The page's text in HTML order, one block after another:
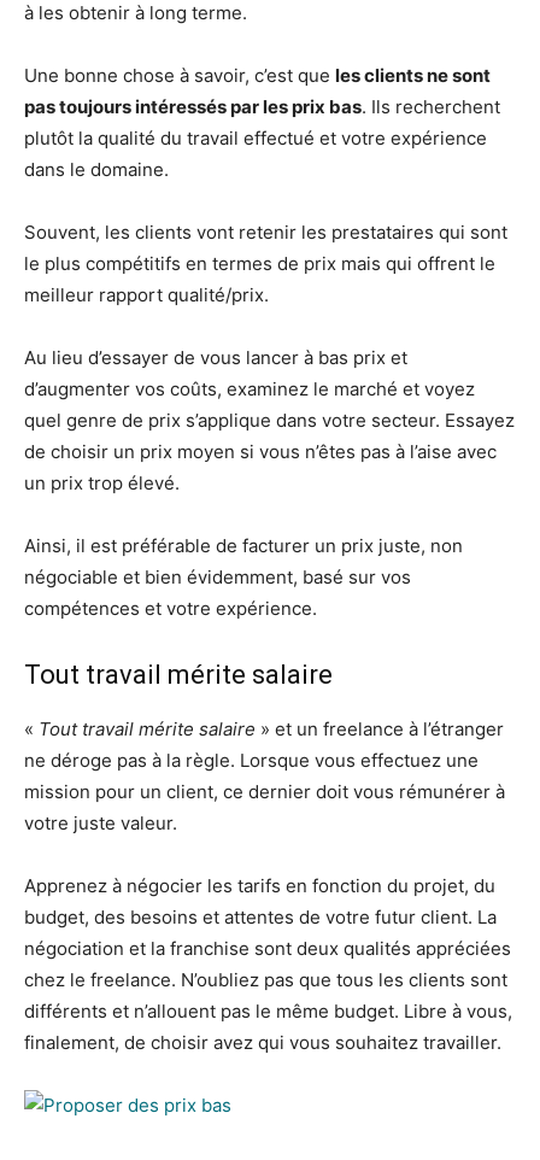
à les obtenir à long terme.
Une bonne chose à savoir, c’est que les clients ne sont
pas toujours intéressés par les prix bas. Ils recherchent
plutôt la qualité du travail effectué et votre expérience
dans le domaine.
Souvent, les clients vont retenir les prestataires qui sont
le plus compétitifs en termes de prix mais qui offrent le
meilleur rapport qualité/prix.
Au lieu d’essayer de vous lancer à bas prix et
d’augmenter vos coûts, examinez le marché et voyez
quel genre de prix s’applique dans votre secteur. Essayez
de choisir un prix moyen si vous n’êtes pas à l’aise avec
un prix trop élevé.
Ainsi, il est préférable de facturer un prix juste, non
négociable et bien évidemment, basé sur vos
compétences et votre expérience.
Tout travail mérite salaire
« Tout travail mérite salaire » et un freelance à l’étranger
ne déroge pas à la règle. Lorsque vous effectuez une
mission pour un client, ce dernier doit vous rémunérer à
votre juste valeur.
Apprenez à négocier les tarifs en fonction du projet, du
budget, des besoins et attentes de votre futur client. La
négociation et la franchise sont deux qualités appréciées
chez le freelance. N’oubliez pas que tous les clients sont
différents et n’allouent pas le même budget. Libre à vous,
finalement, de choisir avez qui vous souhaitez travailler.